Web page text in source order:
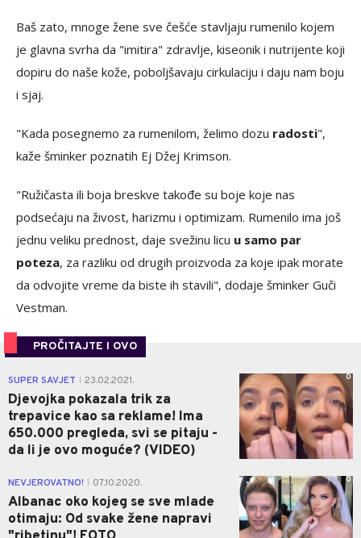
Baš zato, mnoge žene sve češće stavljaju rumenilo kojem
je glavna svrha da "imitira" zdravlje, kiseonik i nutrijente koji
dopiru do naše kože, poboljšavaju cirkulaciju i daju nam boju
i sjaj.
"Kada posegnemo za rumenilom, želimo dozu radosti",
kaže šminker poznatih Ej Džej Krimson.
"Ružičasta ili boja breskve takođe su boje koje nas
podsećaju na živost, harizmu i optimizam. Rumenilo ima još
jednu veliku prednost, daje svežinu licu u samo par
poteza, za razliku od drugih proizvoda za koje ipak morate
da odvojite vreme da biste ih stavili", dodaje šminker Guči
Vestman.
PROČITAJTE I OVO
SUPER SAVJET 23.02.2021.
Djevojka pokazala trik za
trepavice kao sa reklame! Ima
650.000 pregleda, svi se pitaju -
da li je ovo moguće? (VIDEO)
0
NEVJEROVATNO! 07.10.2020.
Albanac oko kojeg se sve mlade
otimaju: Od svake žene napravi
0